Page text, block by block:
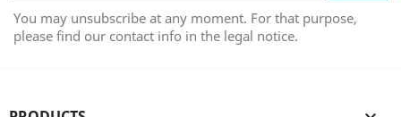
You may unsubscribe at any moment. For that purpose,
please find our contact info in the legal notice.